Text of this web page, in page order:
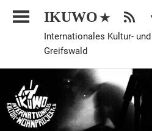
Inhalt
IKUWO
Internationales Kultur-
Greifswald